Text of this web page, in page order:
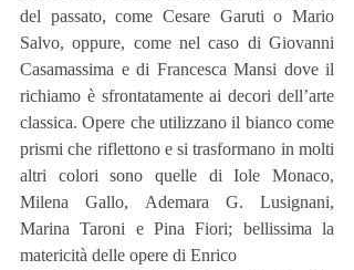
del passato, come Cesare Garuti o Mario
Salvo, oppure, come nel caso di Giovanni
Casamassima e di Francesca Mansi dove il
richiamo è sfrontatamente ai decori dell’arte
classica. Opere che utilizzano il bianco come
prismi che riflettono e si trasformano in molti
altri colori sono quelle di Iole Monaco,
Milena Gallo, Ademara G. Lusignani,
Marina Taroni e Pina Fiori; bellissima la
matericità delle opere di Enrico